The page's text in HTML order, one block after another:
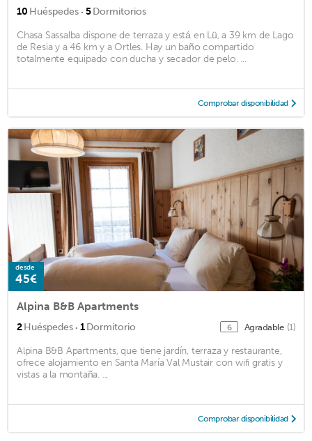
10 Huéspedes · 5Dormitorios
Chasa Sassalba dispone de terraza y está en Lü, a 39 km de Lago
de Resia y a 46 km y a Ortles. Hay un baño compartido
totalmente equipado con ducha y secador de pelo. ...
Comprobar disponibilidad
desde
45€
Alpina B&B Apartments
2Huéspedes · 1Dormitorio 6 Agradable (1)
Alpina B&B Apartments, que tiene jardín, terraza y restaurante,
ofrece alojamiento en Santa María Val Mustair con wifi gratis y
vistas a la montaña. ...
Comprobar disponibilidad